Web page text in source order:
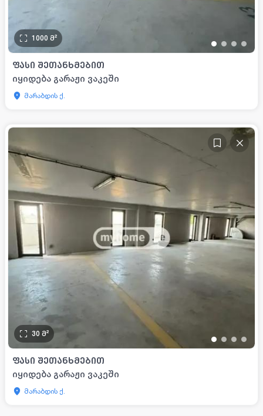
• • • •
1000 მ²
ᲤᲐᲡᲘ ᲨᲔᲗᲐᲜᲮᲛᲔᲑᲘᲗ
იყიდება გარაჟი ვაკეში
მარაბდის ქ.
• • • •
30 მ²
ᲤᲐᲡᲘ ᲨᲔᲗᲐᲜᲮᲛᲔᲑᲘᲗ
იყიდება გარაჟი ვაკეში
მარაბდის ქ.